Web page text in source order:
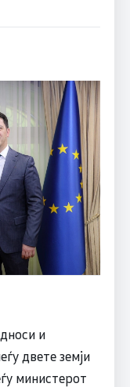
и
двете земји
министерот